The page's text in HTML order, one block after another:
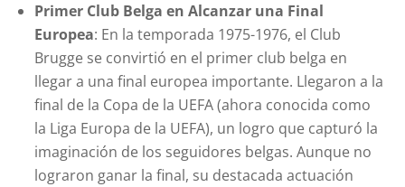
Primer Club Belga en Alcanzar una Final
Europea: En la temporada 1975-1976, el Club
Brugge se convirtió en el primer club belga en
llegar a una final europea importante. Llegaron a la
final de la Copa de la UEFA (ahora conocida como
la Liga Europa de la UEFA), un logro que capturó la
imaginación de los seguidores belgas. Aunque no
lograron ganar la final, su destacada actuación